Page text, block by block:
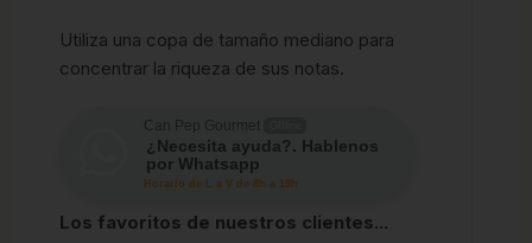
Utiliza una copa de tamaño mediano para
concentrar la riqueza de sus notas.
Can Pep Gourmet
¿Necesita ayuda?. Hablenos
por Whatsapp
Horario de L a V de 8h a 19h
Los favoritos de nuestros clientes...